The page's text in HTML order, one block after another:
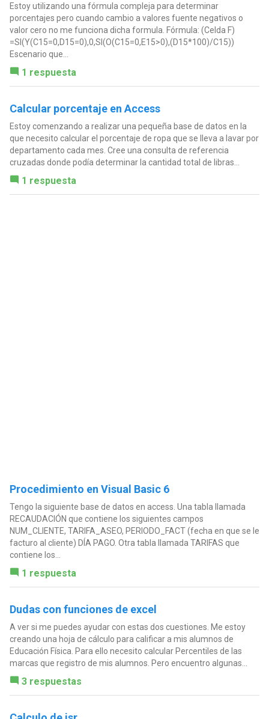
Estoy utilizando una fórmula compleja para determinar
porcentajes pero cuando cambio a valores fuente negativos o
valor cero no me funciona dicha formula. Fórmula: (Celda F)
=SI(Y(C15=0,D15=0),0,SI(O(C15=0,E15>0),(D15*100)/C15))
Escenario que...
1 respuesta
Calcular porcentaje en Access
Estoy comenzando a realizar una pequeña base de datos en la
que necesito calcular el porcentaje de ropa que se lleva a lavar por
departamento cada mes. Cree una consulta de referencia
cruzadas donde podía determinar la cantidad total de libras...
1 respuesta
Procedimiento en Visual Basic 6
Tengo la siguiente base de datos en access. Una tabla llamada
RECAUDACIÓN que contiene los siguientes campos
NUM_CLIENTE, TARIFA_ASEO, PERIODO_FACT (fecha en que se le
facturo al cliente) DÍA PAGO. Otra tabla llamada TARIFAS que
contiene los...
1 respuesta
Dudas con funciones de excel
A ver si me puedes ayudar con estas dos cuestiones. Me estoy
creando una hoja de cálculo para calificar a mis alumnos de
Educación Física. Para ello necesito calcular Percentiles de las
marcas que registro de mis alumnos. Pero encuentro algunas...
3 respuestas